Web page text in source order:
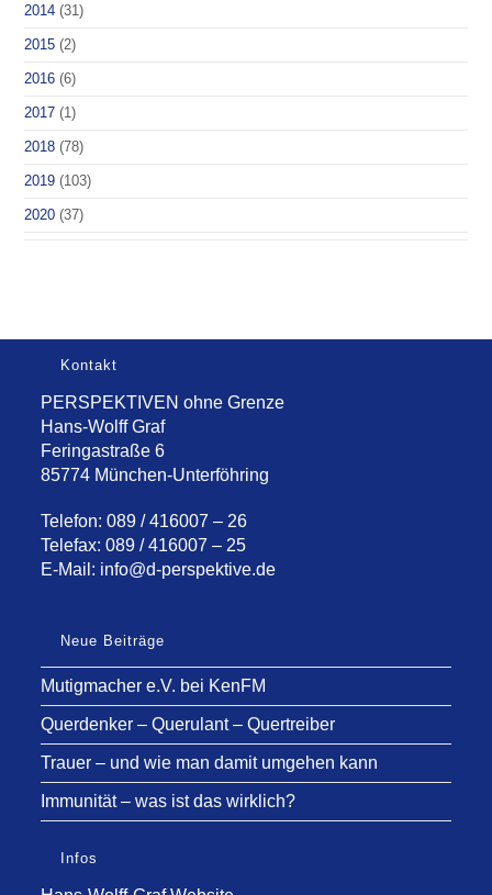
2014 (31)
2015 (2)
2016 (6)
2017 (1)
2018 (78)
2019 (103)
2020 (37)
Kontakt
PERSPEKTIVEN ohne Grenze
Hans-Wolff Graf
Feringastraße 6
85774 München-Unterföhring
Telefon: 089 / 416007 – 26
Telefax: 089 / 416007 – 25
E-Mail: info@d-perspektive.de
Neue Beiträge
Mutigmacher e.V. bei KenFM
Querdenker – Querulant – Quertreiber
Trauer – und wie man damit umgehen kann
Immunität – was ist das wirklich?
Infos